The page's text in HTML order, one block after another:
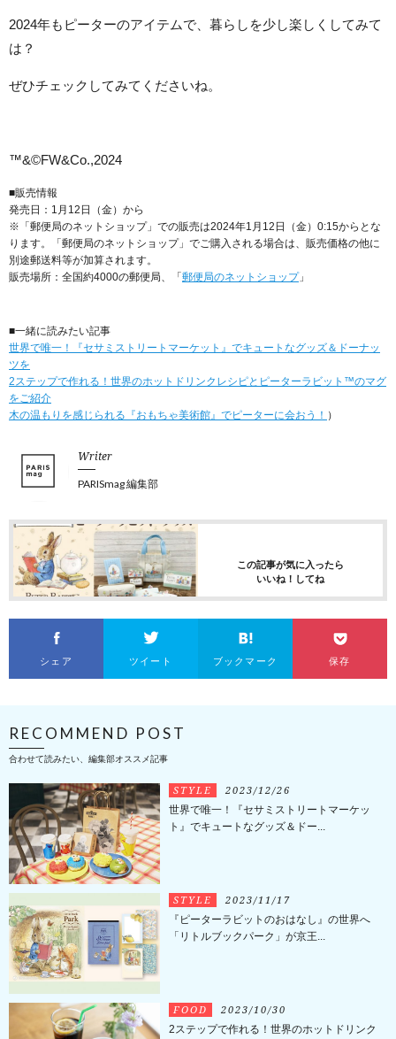
2024年もピーターのアイテムで、暮らしを少し楽しくしてみて
は？
ぜひチェックしてみてくださいね。
™&©FW&Co.,2024
■販売情報
発売日：1月12日（金）から
※「郵便局のネットショップ」での販売は2024年1月12日（金）0:15からとな
ります。「郵便局のネットショップ」でご購入される場合は、販売価格の他に
別途郵送料等が加算されます。
販売場所：全国約4000の郵便局、「 郵便局のネットショップ」
■一緒に読みたい記事
世界で唯一！『セサミストリートマーケット』でキュートなグッズ＆ドーナッ
ツを
2ステップで作れる！世界のホットドリンクレシピとピーターラビット™のマグ
をご紹介
木の温もりを感じられる『おもちゃ美術館』でピーターに会おう！ ）
Writer
PARISmag 編集部
この記事が気に入ったら
いいね！してね
シェア ツイート ブックマーク 保存
RECOMMEND POST
合わせて読みたい、編集部オススメ記事
STYLE 2023/12/26
世界で唯一！『セサミストリートマーケッ
ト』でキュートなグッズ＆ドー...
STYLE 2023/11/17
『ピーターラビットのおはなし』の世界へ
「リトルブックパーク」が京王...
FOOD 2023/10/30
2ステップで作れる！世界のホットドリンク